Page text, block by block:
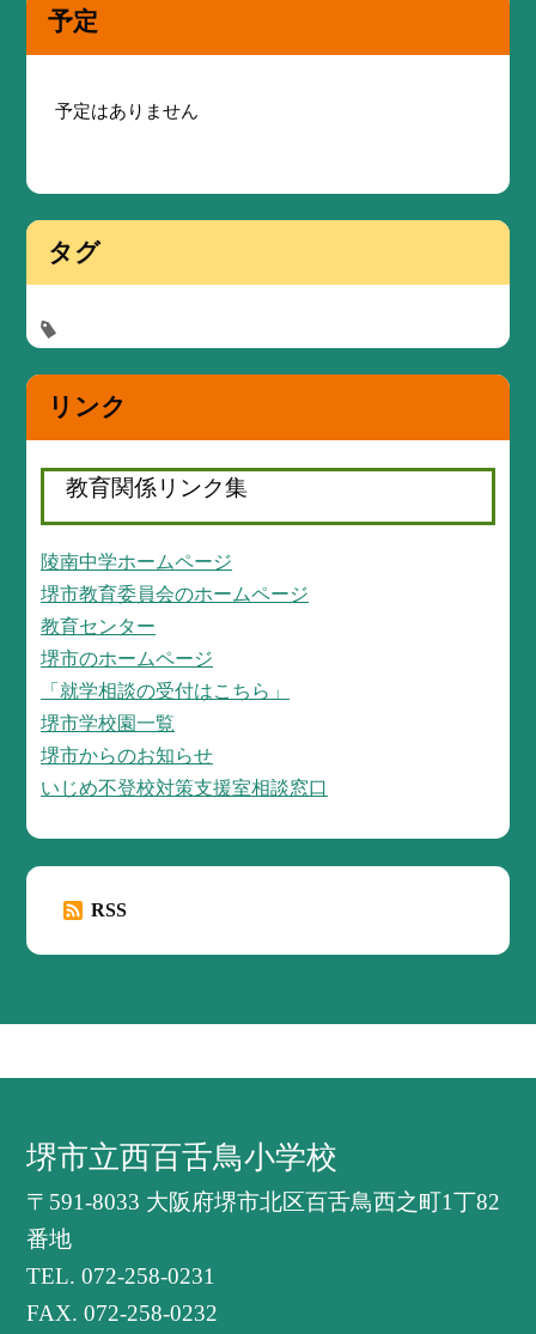
予定
予定はありません
タグ
リンク
教育関係リンク集
陵南中学ホームページ
堺市教育委員会のホームページ
教育センター
堺市のホームページ
「就学相談の受付はこちら」
堺市学校園一覧
堺市からのお知らせ
いじめ不登校対策支援室相談窓口
RSS
堺市立西百舌鳥小学校
〒591-8033 大阪府堺市北区百舌鳥西之町1丁82
番地
TEL.072-258-0231
FAX. 072-258-0232